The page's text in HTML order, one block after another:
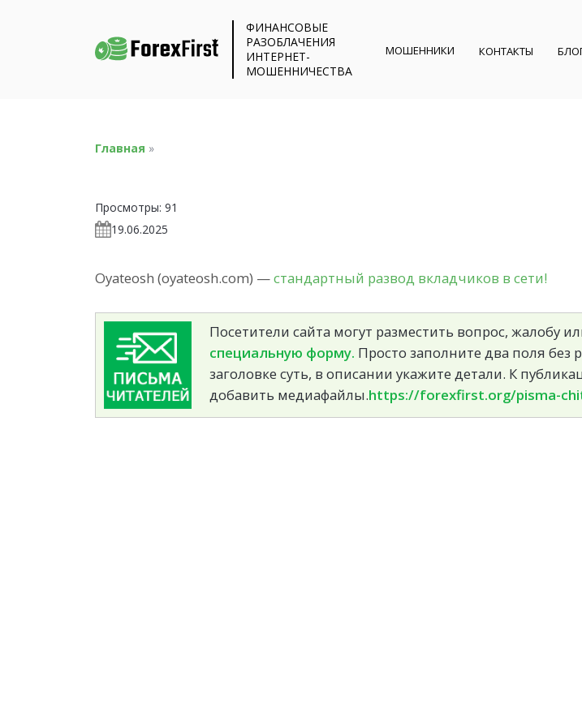
ФИНАНСОВЫЕ
РАЗОБЛАЧЕНИЯ
ИНТЕРНЕТ-
МОШЕННИЧЕСТВА
МОШЕННИКИ КОНТАКТЫ
Главная »
Просмотры: 91
19.06.2025
Oyateosh (oyateosh.com) —стандартный развод вкладчиков в сети!
Посетители сайта могут разместить вопрос, жалобу
специальную форму. Просто заполните два поля без
заголовке суть, в описании укажите детали. К
добавить медиафайлы.https://forexfirst.org/pisma-